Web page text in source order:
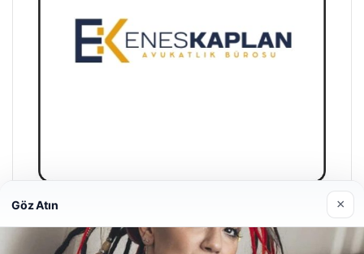
28/04/2026
Göz Atın ×